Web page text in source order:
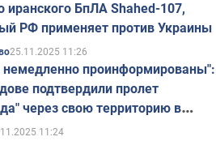
иранского БпЛА Shahed-107,
РФ применяет против Украины
25.11.2025 11:26
проинформированы":
подтвердили пролет
через свою территорию в
11:24